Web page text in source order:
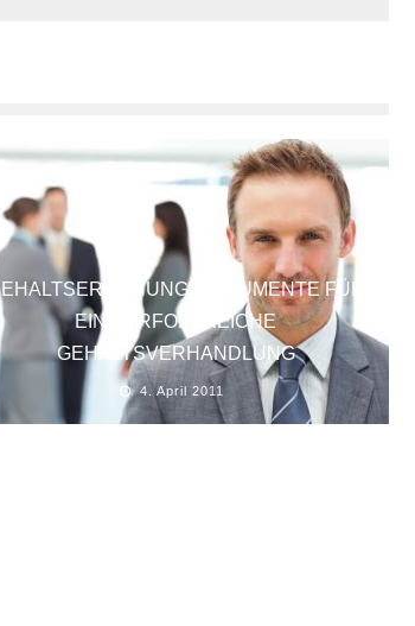
ARGUMENTE FÜR
EINE ERFOLGREICHE
GEHALTSVERHANDLUNG
4. April 2011